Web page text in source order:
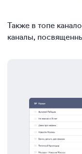
Также в топе
каналы,